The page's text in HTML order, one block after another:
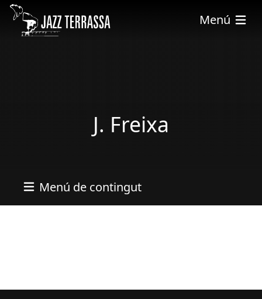
Pasar al contenido principal
Menú
J. Freixa
Menú de contingut